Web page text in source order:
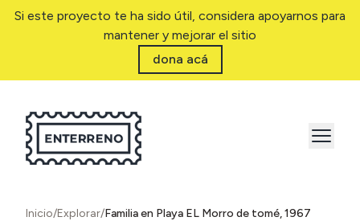
Si este proyecto te ha sido útil, considera apoyarnos para
mantener y mejorar el sitio
dona acá
Inicio/Explorar/Familia en Playa EL Morro de tomé, 1967